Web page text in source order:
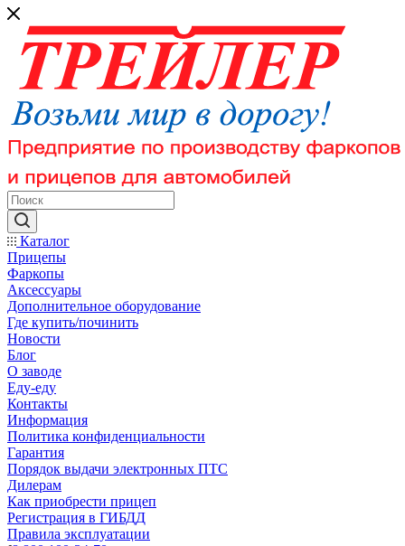
Каталог
Прицепы
Фаркопы
Аксессуары
Дополнительное оборудование
Где купить/починить
Новости
Блог
О заводе
Еду-еду
Контакты
Информация
Политика конфиденциальности
Гарантия
Порядок выдачи электронных ПТС
Дилерам
Как приобрести прицеп
Регистрация в ГИБДД
Правила эксплуатации